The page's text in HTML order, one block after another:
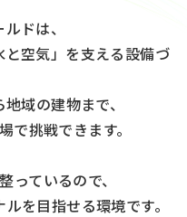
ドは、
空気」を支える設備づ
域の建物まで、
で挑戦できます。
っているので、
を目指せる環境です。